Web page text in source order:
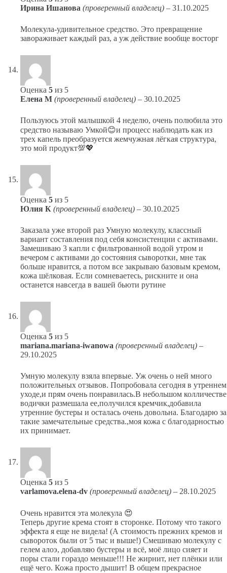
Ирина Ишанова (проверенный владелец) – 31.10.2025
Молекула-удивительное средство. Это превращение
завораживает каждый раз, а уж действие вообще восторг
Оценка 5 из 5
Елена М (проверенный владелец) – 30.10.2025
Пользуюсь этой малышкой 4 неделю, очень полюбила это
средство называю Умкой😊и процесс наблюдать как из
трех капель преобразуется жемчужная лёгкая структура,
это мой продукт💯💖
Оценка 5 из 5
Юлия К (проверенный владелец) – 30.10.2025
Заказала уже второй раз Умную молекулу, классный
вариант составления под себя консистенции с активами.
Замешиваю 3 капли с фильтрованной водой утром и
вечером с активами до состояния сыворотки, мне так
больше нравится, а потом все закрываю базовым кремом,
кожа шёлковая. Если сомневаетесь, рискните и она
останется навсегда в вашей бьюти рутине
Оценка 5 из 5
mariana.mariana-iwanowa (проверенный владелец) –
29.10.2025
Умную молекулу взяла впервые. Уж очень о ней много
положительных отзывов. Попробовала сегодня в утреннем
уходе,и прям очень понравилась.В небольшом колличестве
водички размешала ее,получился кремчик,добавила
утренние бустеры и осталась очень довольна. Благодарю за
такие замечательные средства.,моя кожа с благодарностью
их принимает.
Оценка 5 из 5
varlamova.elena-dv (проверенный владелец) – 28.10.2025
Очень нравится эта молекула 😍
Теперь другие крема стоят в сторонке. Потому что такого
эффекта я еще не видела! (А стоимость прежних кремов и
сывороток были от 5 тыс и выше!) Смешиваю молекулу с
гелем алоэ, добавляю бустеры и всё, моё лицо сияет и
поры стали гораздо меньше!!! Не жирнит, нет плёнки или
ещё чего. Кожа просто дышит! В общем прекрасное